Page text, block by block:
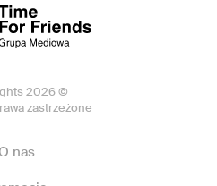
2026 ©
zastrzeżone
nas